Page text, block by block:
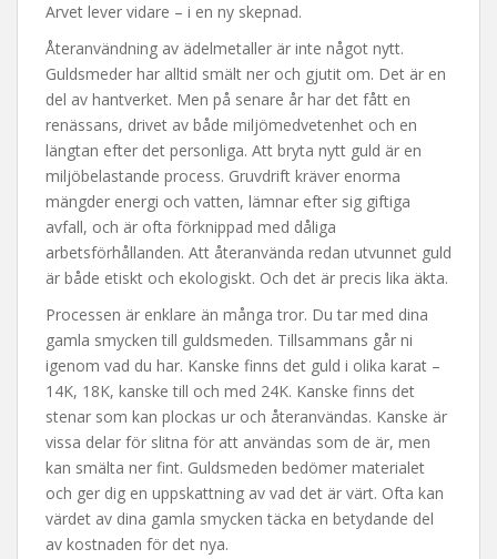
Arvet lever vidare – i en ny skepnad.
Återanvändning av ädelmetaller är inte något nytt.
Guldsmeder har alltid smält ner och gjutit om. Det är en
del av hantverket. Men på senare år har det fått en
renässans, drivet av både miljömedvetenhet och en
längtan efter det personliga. Att bryta nytt guld är en
miljöbelastande process. Gruvdrift kräver enorma
mängder energi och vatten, lämnar efter sig giftiga
avfall, och är ofta förknippad med dåliga
arbetsförhållanden. Att återanvända redan utvunnet guld
är både etiskt och ekologiskt. Och det är precis lika äkta.
Processen är enklare än många tror. Du tar med dina
gamla smycken till guldsmeden. Tillsammans går ni
igenom vad du har. Kanske finns det guld i olika karat –
14K, 18K, kanske till och med 24K. Kanske finns det
stenar som kan plockas ur och återanvändas. Kanske är
vissa delar för slitna för att användas som de är, men
kan smälta ner fint. Guldsmeden bedömer materialet
och ger dig en uppskattning av vad det är värt. Ofta kan
värdet av dina gamla smycken täcka en betydande del
av kostnaden för det nya.